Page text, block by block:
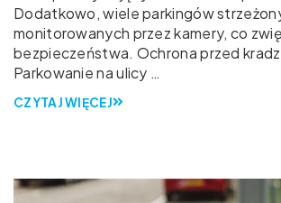
Dodatkowo, wiele parkingów
monitorowanych przez kamery, co
bezpieczeństwa. Ochrona przed
Parkowanie na ulicy …
CZYTAJ WIĘCEJ